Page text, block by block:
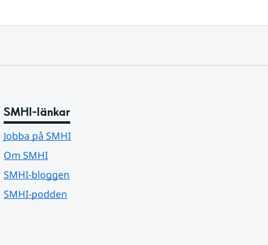
SMHI-länkar
Jobba på SMHI
Om SMHI
SMHI-bloggen
SMHI-podden